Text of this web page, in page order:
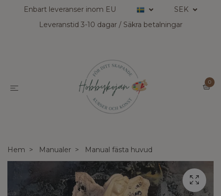
Enbart leveranser inom EU
SEK
Leveranstid 3-10 dagar / Säkra betalningar
0
Hem Manualer Manual fästa huvud